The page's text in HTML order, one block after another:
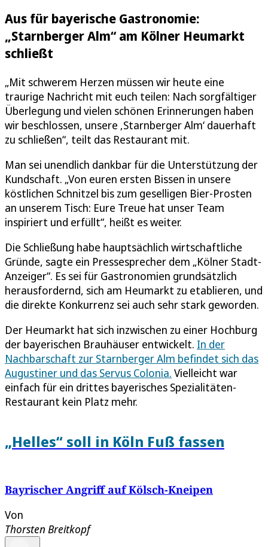
Aus für bayerische Gastronomie:
„Starnberger Alm“ am Kölner Heumarkt
schließt
„Mit schwerem Herzen müssen wir heute eine
traurige Nachricht mit euch teilen: Nach sorgfältiger
Überlegung und vielen schönen Erinnerungen haben
wir beschlossen, unsere ‚Starnberger Alm‘ dauerhaft
zu schließen“, teilt das Restaurant mit.
Man sei unendlich dankbar für die Unterstützung der
Kundschaft. „Von euren ersten Bissen in unsere
köstlichen Schnitzel bis zum geselligen Bier-Prosten
an unserem Tisch: Eure Treue hat unser Team
inspiriert und erfüllt“, heißt es weiter.
Die Schließung habe hauptsächlich wirtschaftliche
Gründe, sagte ein Pressesprecher dem „Kölner Stadt-
Anzeiger“. Es sei für Gastronomien grundsätzlich
herausfordernd, sich am Heumarkt zu etablieren, und
die direkte Konkurrenz sei auch sehr stark geworden.
Der Heumarkt hat sich inzwischen zu einer Hochburg
der bayerischen Brauhäuser entwickelt. In der
Nachbarschaft zur Starnberger Alm befindet sich das
Augustiner und das Servus Colonia. Vielleicht war
einfach für ein drittes bayerisches Spezialitäten-
Restaurant kein Platz mehr.
„Helles“ soll in Köln Fuß fassen
Bayrischer Angriff auf Kölsch-Kneipen
Von
Thorsten Breitkopf